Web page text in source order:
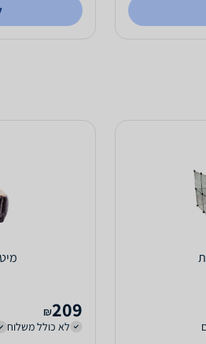
209
₪
לא כולל משלוח